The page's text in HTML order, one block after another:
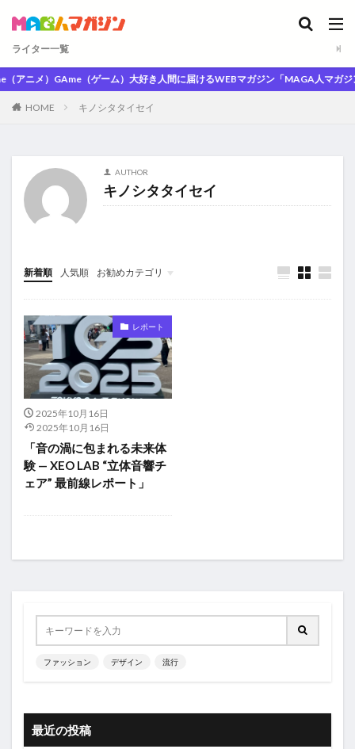
ライター一覧
メ）GAme（ゲーム）大好き人間に届けるWEBマガジン「MAGA人マガジン」
HOME キノシタタイセイ
AUTHOR
キノシタタイセイ
新着順 人気順 お勧めカテゴリ
未分類
レポート
2025年10月16日
2025年10月16日
「音の渦に包まれる未来体
験 — XEO LAB “立体音響チ
ェア” 最前線レポート」
ファッション デザイン 流行
最近の投稿